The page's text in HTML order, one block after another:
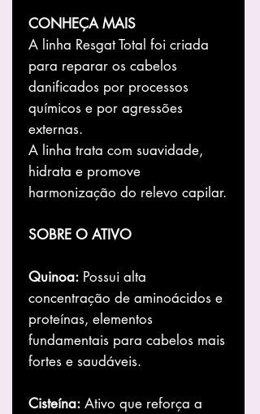
CONHEÇA MAIS
A linha Resgat Total foi criada
para reparar os cabelos
danificados por processos
químicos e por agressões
externas.
A linha trata com suavidade,
hidrata e promove
harmonização do relevo capilar.
SOBRE O ATIVO
Quinoa: Possui alta
concentração de aminoácidos e
proteínas, elementos
fundamentais para cabelos mais
fortes e saudáveis.
Cisteína: Ativo que reforça a